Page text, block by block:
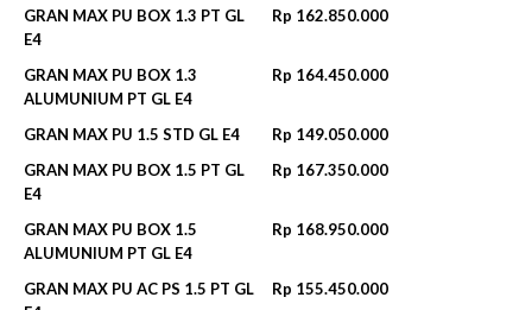
GRAN MAX PU BOX 1.3 PT GL
E4
Rp 162.850.000
GRAN MAX PU BOX 1.3
ALUMUNIUM PT GL E4
Rp 164.450.000
GRAN MAX PU 1.5 STD GL E4
Rp 149.050.000
GRAN MAX PU BOX 1.5 PT GL
E4
Rp 167.350.000
GRAN MAX PU BOX 1.5
ALUMUNIUM PT GL E4
Rp 168.950.000
GRAN MAX PU AC PS 1.5 PT GL
Rp 155.450.000